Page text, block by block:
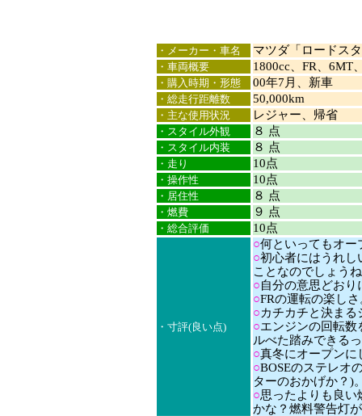
・メーカー・車名 マツダ「ロードス
・車両概要 1800cc、FR、6MT
・購入時期・形態 00年7月、新車
・総走行距離数 50,000km
・主な使用状況 レジャー、帰省
・スタイル外観 ８ 点
・スタイル内装 ８ 点
・走り 10点
・操作性 10点
・居住性 ８ 点
・燃費 ９ 点
・総合評価 10点
・寸評(良い点)
○何といってもオー
○初心者にはうれし
ことなのでしょう
○自分の意思どお
○FRの運転の楽し
○カチカチと決まる
○エンジンの回転数
ルべた踏みできる
○真冬にオープンに
○BOSEのステレオ
ターのおかげか？)
○思ったよりも良い
かな？燃料警告灯